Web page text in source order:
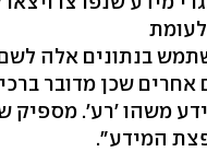
בנתונים אלה
אחרים שכן מדובר
משהו 'רע'. מספיק
המידע".